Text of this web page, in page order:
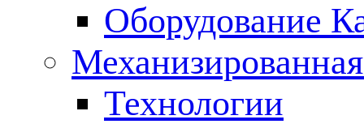
Оборудование
Технологии